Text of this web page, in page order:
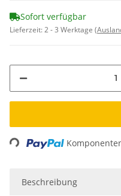
Sofort verfügbar
Lieferzeit:2 - 3 Werktage
Beschreibung